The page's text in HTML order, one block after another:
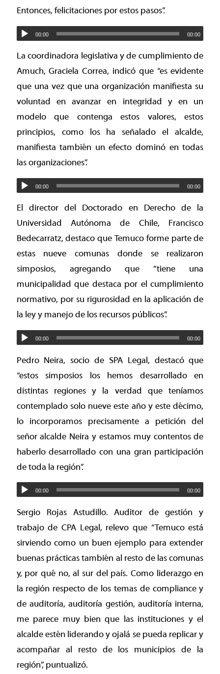
Entonces, felicitaciones por estos pasos”.
00:00 00:00
La coordinadora legislativa y de cumplimiento de
Amuch, Graciela Correa, indicó que “es evidente
que una vez que una organización manifiesta su
voluntad en avanzar en integridad y en un
modelo que contenga estos valores, estos
principios, como los ha señalado el alcalde,
manifiesta también un efecto dominó en todas
las organizaciones”.
00:00 00:00
El director del Doctorado en Derecho de la
Universidad Autónoma de Chile, Francisco
Bedecarratz, destaco que Temuco forme parte de
estas nueve comunas donde se realizaron
simposios, agregando que “tiene una
municipalidad que destaca por el cumplimiento
normativo, por su rigurosidad en la aplicación de
la ley y manejo de los recursos públicos”.
00:00 00:00
Pedro Neira, socio de SPA Legal, destacó que
“estos simposios los hemos desarrollado en
distintas regiones y la verdad que teníamos
contemplado solo nueve este año y este décimo,
lo incorporamos precisamente a petición del
señor alcalde Neira y estamos muy contentos de
haberlo desarrollado con una gran participación
de toda la región”.
00:00 00:00
Sergio Rojas Astudillo. Auditor de gestión y
trabajo de CPA Legal, relevo que “Temuco está
sirviendo como un buen ejemplo para extender
buenas prácticas también al resto de las comunas
y, por qué no, al sur del país. Como liderazgo en
la región respecto de los temas de compliance y
de auditoría, auditoría gestión, auditoría interna,
me parece muy bien que las instituciones y el
alcalde estén liderando y ojalá se pueda replicar y
acompañar al resto de los municipios de la
región”, puntualizó.